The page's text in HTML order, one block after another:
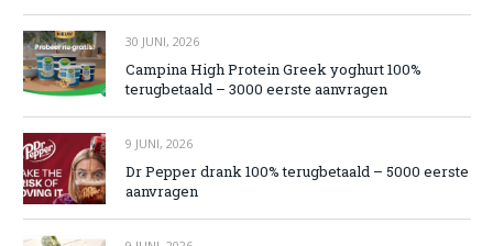
30 JUNI, 2026
Campina High Protein Greek yoghurt 100%
terugbetaald – 3000 eerste aanvragen
9 JUNI, 2026
Dr Pepper drank 100% terugbetaald – 5000 eerste
aanvragen